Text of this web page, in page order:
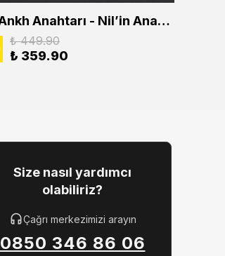
2’li Ankh Anahtarı - Nil’in Anahtarı Erkek Kadın Kolye Seti
₺ 449.90
₺ 359.90
Size nasıl yardımcı
olabiliriz?
Çağrı merkezimizi arayın
0850 346 86 06